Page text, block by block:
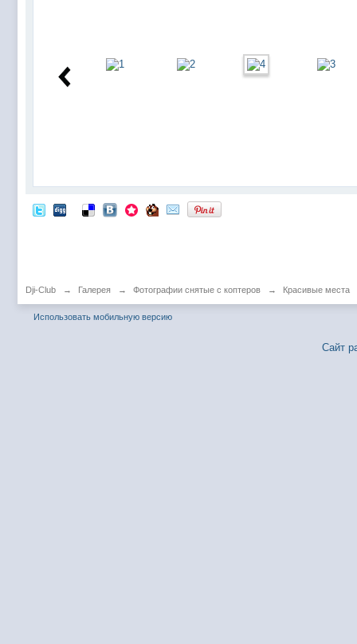
Dji-Club → Галерея → Фотографии снятые с коптеров → Красивые места
Использовать мобильную версию
Сайт